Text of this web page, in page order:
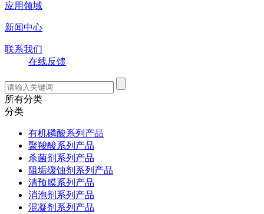
应用领域
新闻中心
联系我们
在线反馈
所有分类
分类
有机磷酸系列产品
聚羧酸系列产品
杀菌剂系列产品
阻垢缓蚀剂系列产品
清预膜系列产品
消泡剂系列产品
混凝剂系列产品